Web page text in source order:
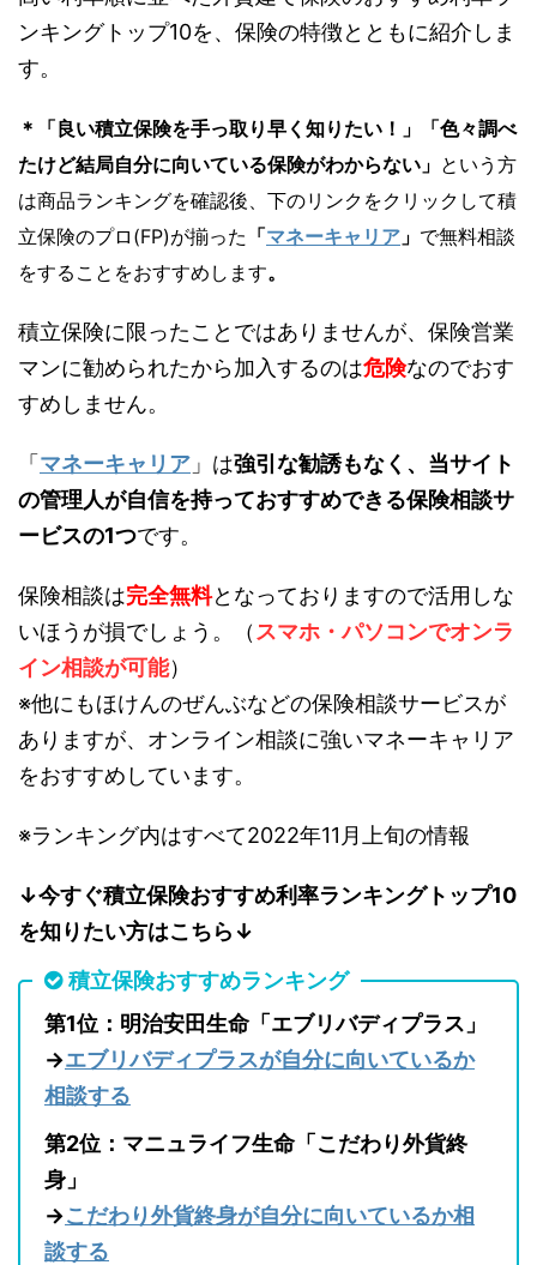
ンキングトップ10を、保険の特徴とともに紹介しま
す。
＊「良い積立保険を手っ取り早く知りたい！ 」「色々調べ
たけど結局自分に向いている保険がわからない 」 という方
は商品ランキングを確認後、下のリンクをクリックして積
立保険のプロ(FP)が揃った 「マネーキャリア 」 で無料相談
をすることをおすすめ します。
積立保険に限ったことではありませんが、保険営業
マンに勧められたから加入するのは危険なのでおす
すめしません。
「マネーキャリア 」は強引な勧誘もなく、当サイト
の管理人が自信を持っておすすめできる保険相談サ
ービスの1つです。
保険相談は完全無料となっておりますので活用しな
いほうが損でしょう。（ スマホ・パソコンでオンラ
イン相談が可能）
※他にもほけんのぜんぶなどの保険相談サービスが
ありますが、オンライン相談に強いマネーキャリア
をおすすめしています。
※ランキング内はすべて2022年11月上旬の情報
↓今すぐ積立保険おすすめ利率ランキングトップ10
を知りたい方はこちら↓
積立保険おすすめランキング
第1位：明治安田生命「エブリバディプラス」
→エブリバディプラスが自分に向いているか
相談する
第2位：マニュライフ生命「こだわり外貨終
身」
→こだわり外貨終身が自分に向いているか相
談する